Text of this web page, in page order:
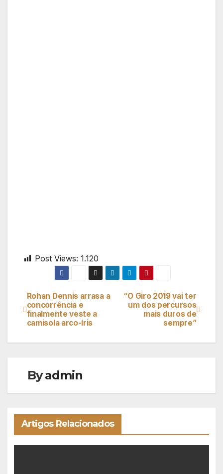
Post Views: 1.120
Navegação
de
artigos
“O Giro 2019 vai ter
um dos percursos
mais duros de
sempre”
Rohan Dennis arrasa a
concorrência e
finalmente veste a
camisola arco-íris
Byadmin
Artigos Relacionados